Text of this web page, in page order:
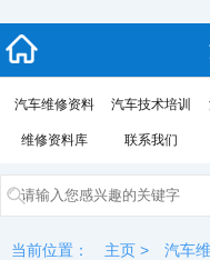
汽车维修资料 汽车技术培训
维修资料库 联系我们
当前位置： 主页 > 汽车